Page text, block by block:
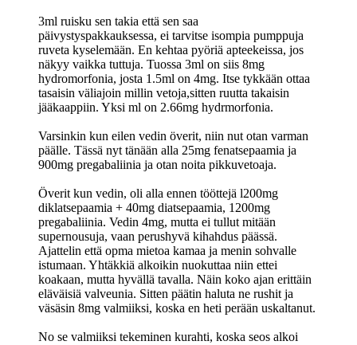
3ml ruisku sen takia että sen saa
päivystyspakkauksessa, ei tarvitse isompia pumppuja
ruveta kyselemään. En kehtaa pyöriä apteekeissa, jos
näkyy vaikka tuttuja. Tuossa 3ml on siis 8mg
hydromorfonia, josta 1.5ml on 4mg. Itse tykkään ottaa
tasaisin väliajoin millin vetoja,sitten ruutta takaisin
jääkaappiin. Yksi ml on 2.66mg hydrmorfonia.
Varsinkin kun eilen vedin överit, niin nut otan varman
päälle. Tässä nyt tänään alla 25mg fenatsepaamia ja
900mg pregabaliinia ja otan noita pikkuvetoaja.
Överit kun vedin, oli alla ennen tööttejä l200mg
diklatsepaamia + 40mg diatsepaamia, 1200mg
pregabaliinia. Vedin 4mg, mutta ei tullut mitään
supernousuja, vaan perushyvä kihahdus päässä.
Ajattelin että opma mietoa kamaa ja menin sohvalle
istumaan. Yhtäkkiä alkoikin nuokuttaa niin ettei
koakaan, mutta hyvällä tavalla. Näin koko ajan erittäin
eläväisiä valveunia. Sitten päätin haluta ne rushit ja
väsäsin 8mg valmiiksi, koska en heti perään uskaltanut.
No se valmiiksi tekeminen kurahti, koska seos alkoi